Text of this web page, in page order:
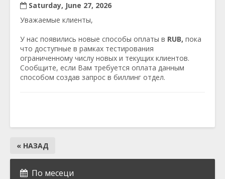
Saturday, June 27, 2026
Уважаемые клиенты,
У нас появились новые способы оплаты в RUB, пока
что доступные в рамках тестирования
ограниченному числу новых и текущих клиентов.
Сообщите, если Вам требуется оплата данным
способом создав запрос в биллинг отдел.
« НАЗАД
По месеци